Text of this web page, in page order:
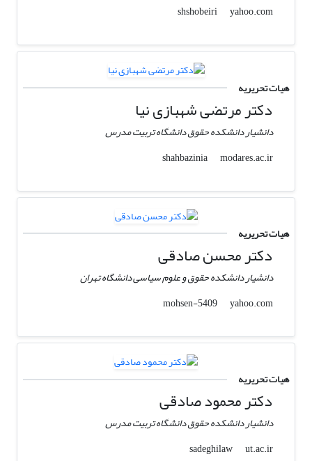
shshobeiri
yahoo.com
هیات تحریریه
دکتر مرتضی شهبازی نیا
دانشیار دانشکده حقوق دانشگاه تربیت مدرس
shahbazinia
modares.ac.ir
هیات تحریریه
دکتر محسن صادقی
دانشیار دانشکده حقوق و علوم سیاسی دانشگاه تهران
mohsen-5409
yahoo.com
هیات تحریریه
دکتر محمود صادقی
دانشیار دانشکده حقوق دانشگاه تربیت مدرس
sadeghilaw
ut.ac.ir